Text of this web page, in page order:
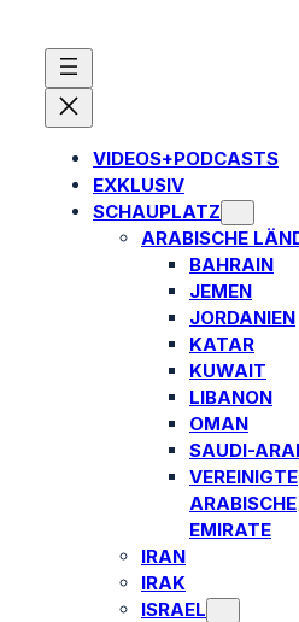
VIDEOS+PODCASTS
EXKLUSIV
SCHAUPLATZ
ARABISCHE
BAHRAIN
JEMEN
JORDANIEN
KATAR
KUWAIT
LIBANON
OMAN
SAUDI-
VEREINIGTE
ARABISCHE
EMIRATE
IRAN
IRAK
ISRAEL